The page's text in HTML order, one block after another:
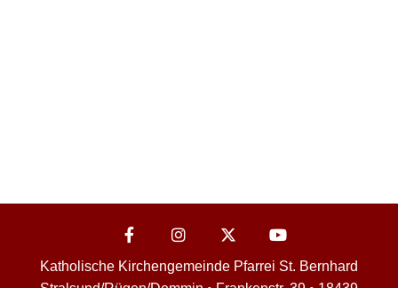
Katholische Kirchengemeinde Pfarrei St. Bernhard